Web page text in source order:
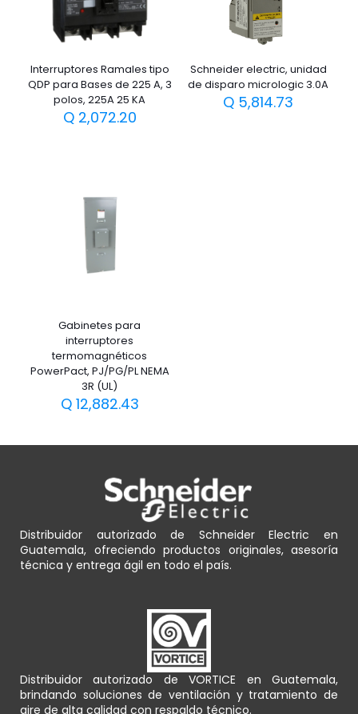
Interruptores Ramales tipo
QDP para Bases de 225 A, 3
polos, 225A 25 KA
Q2,072.20
Schneider electric, unidad
de disparo micrologic 3.0A
Q 5,814.73
Gabinetes para
interruptores
termomagnéticos
PowerPact, PJ/PG/PL NEMA
3R (UL)
Q12,882.43
Distribuidor autorizado de Schneider Electric en
Guatemala, ofreciendo productos originales, asesoría
técnica y entrega ágil en todo el país.
Distribuidor autorizado de VORTICE en Guatemala,
brindando soluciones de ventilación y tratamiento de
aire de alta calidad con respaldo técnico.